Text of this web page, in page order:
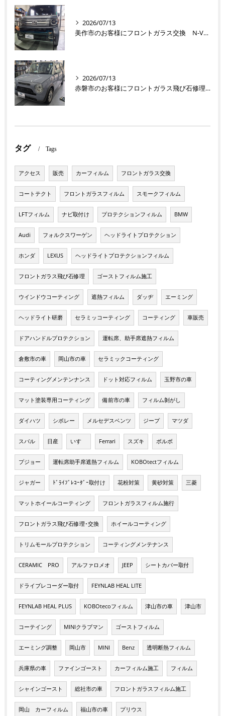
2026/07/13
美作市のお客様にフロントガラス交換 N-VAN【nexus株式会社】
2026/07/13
赤磐市のお客様にフロントガラス飛び石修理 ラパン【nexus株式会社】
タグ Tags
アクセス 販売 カーフィルム フロントガラス交換
コートテクト フロントガラスフィルム スモークフィルム
LFTフィルム ナビ取付け プロテクションフィルム BMW
Audi フォルクスワーゲン ヘッドライトプロテクション
ホンダ LEXUS ヘッドライトプロテクションフィルム
フロントガラス飛び石修理 ゴーストフィルム施工
ウインドウコーティング 遮熱フィルム ダッヂ エーミング
ヘッドライト研磨 セラミッコーティング コーティング 車販売
ドアハンドルプロテクション 運転席、助手席遮熱フィルム
倉敷市の車 岡山市の車 セラミックコーティング
コーティングメンテンナンス ドット対応フィルム 玉野市の車
マット塗装専用コーティング 備前市の車 フィルム剝がし
ダイハツ シボレー メルセデスベンツ ジープ マツダ
スバル 日産 いすゞ Ferrari スズキ ボルボ
プジョー 運転席助手席遮熱フィルム KOBOtectフィルム
ジャガー ﾄﾞﾗｲﾌﾞﾚｺｰﾀﾞｰ取付け 花粉対策 黄砂対策 三菱
マットホイールコーティング フロントガラスフィルム施行
フロントガラス飛び石修理･交換 ホイールコーティング
トリムモールプロテクション コーティングメンテナンス
CERAMIC PRO アルファロメオ JEEP シートカバー取付
ドライブレコーダー取付 FEYNLAB HEAL LITE
FEYNLAB HEAL PLUS KOBOtecoフィルム 津山市の車 津山市
コーテイング MINIクラブマン ゴーストフィルム
エーミング調整 岡山市 MINI Benz 透明断熱フィルム
兵庫県の車 ファインゴースト カーフィルム施工 フィルム
シャインゴースト 総社市の車 フロントガラスフィルム施工
岡山 カーフィルム 福山市の車 プリウス